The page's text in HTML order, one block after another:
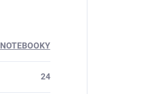
NOTEBOOKY
24